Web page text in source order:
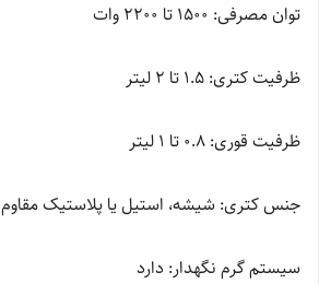
توان مصرفی: 1500 تا 2200 وات
ظرفیت کتری: 1.5 تا 2 لیتر
ظرفیت قوری: 0.8 تا 1 لیتر
جنس کتری: شیشه، استیل یا پلاستیک مقاوم
سیستم گرم نگهدار: دارد